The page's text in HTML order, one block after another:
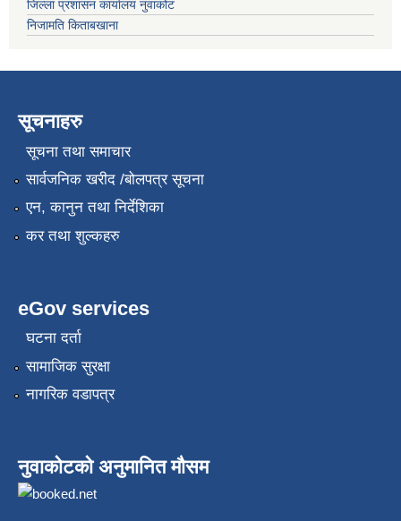
जिल्ला प्रशासन कार्यालय नुवाकोट
निजामति किताबखाना
सूचनाहरु
सूचना तथा समाचार
सार्वजनिक खरीद /बोलपत्र सूचना
एन, कानुन तथा निर्देशिका
कर तथा शुल्कहरु
eGov services
घटना दर्ता
सामाजिक सुरक्षा
नागरिक वडापत्र
नुवाकोटको अनुमानित मौसम